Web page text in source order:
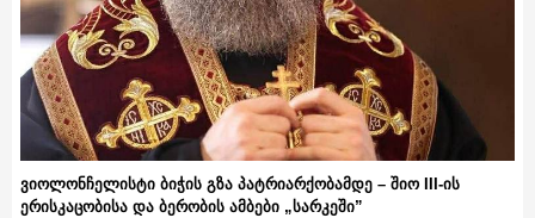
ვიოლონჩელისტი ბიჭის გზა პატრიარქობამდე – შიო III-ის
ერისკაცობისა და ბერობის ამბები „სარკეში”